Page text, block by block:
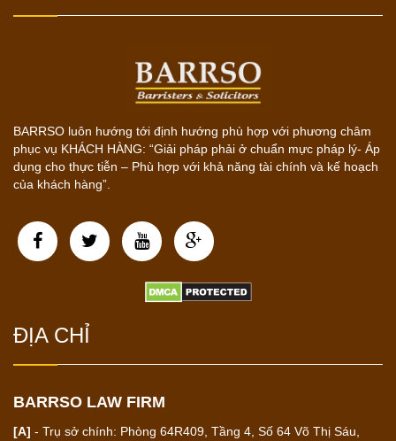
BARRSO luôn hướng tới định hướng phù hợp với phương châm
phục vụ KHÁCH HÀNG: “Giải pháp phải ở chuẩn mực pháp lý- Áp
dụng cho thực tiễn – Phù hợp với khả năng tài chính và kế hoạch
của khách hàng”.
ĐỊA CHỈ
BARRSO LAW FIRM
[A] - Trụ sở chính: Phòng 64R409, Tầng 4, Số 64 Võ Thị Sáu,